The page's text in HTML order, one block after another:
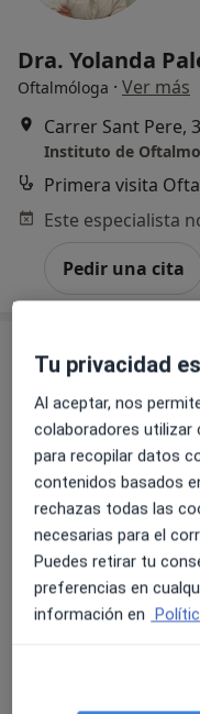
Dra. Yolanda
Oftalmóloga · Ver más
Carrer Sant Pere,
Instituto de
Primera visita
Pedir una cita
Dra. Lorena
Oftalmóloga·Ver más
3 opiniones
Carrer Sant Pere,
Tu privacidad
Al aceptar, nos
colaboradores utilizar
para recopilar datos
contenidos basados
rechazas todas las
necesarias para el
Puedes retirar tu
preferencias en
información en